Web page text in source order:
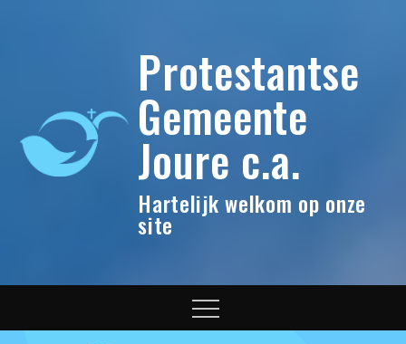
Protestantse
Gemeente
Joure c.a.
Hartelijk welkom op onze
site
Menu